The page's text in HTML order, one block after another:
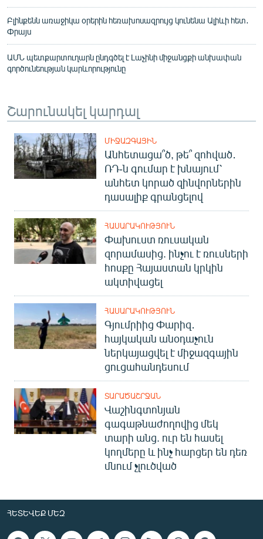
Բլինքենն առաջիկա օրերին հեռախոսազրույց կունենա Ալիևի հետ․
Փրայս
ԱՄՆ պետքարտուղարն ընդգծել է Լաչինի միջանցքի անխափան
գործունեության կարևորությունը
Շարունակել կարդալ
ՄԻՋԱԶԳԱՅԻՆ
Անհետացա՞ծ, թե՞ զոհված․
ՌԴ-ն գումար է խնայում՝
անհետ կորած զինվորներին
դասալիք գրանցելով
ՀԱՍԱՐԱԿՈՒԹՅՈՒՆ
Փախուստ ռուսական
զորամասից. ինչու է ռուսների
հոսքը Հայաստան կրկին
ակտիվացել
ՀԱՍԱՐԱԿՈՒԹՅՈՒՆ
Գյումրիից Փարիզ․
հայկական անօդաչուն
ներկայացվել է միջազգային
ցուցահանդեսում
ՏԱՐԱԾԱՇՐՋԱՆ
Վաշինգտոնյան
գագաթնաժողովից մեկ
տարի անց. ուր են հասել
կողմերը և ինչ հարցեր են դեռ
մնում չլուծված
ՀԵՏԵՎԵՔ ՄԵԶ